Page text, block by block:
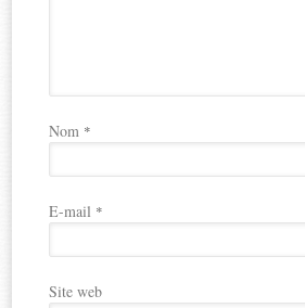
Nom *
E-mail *
Site web